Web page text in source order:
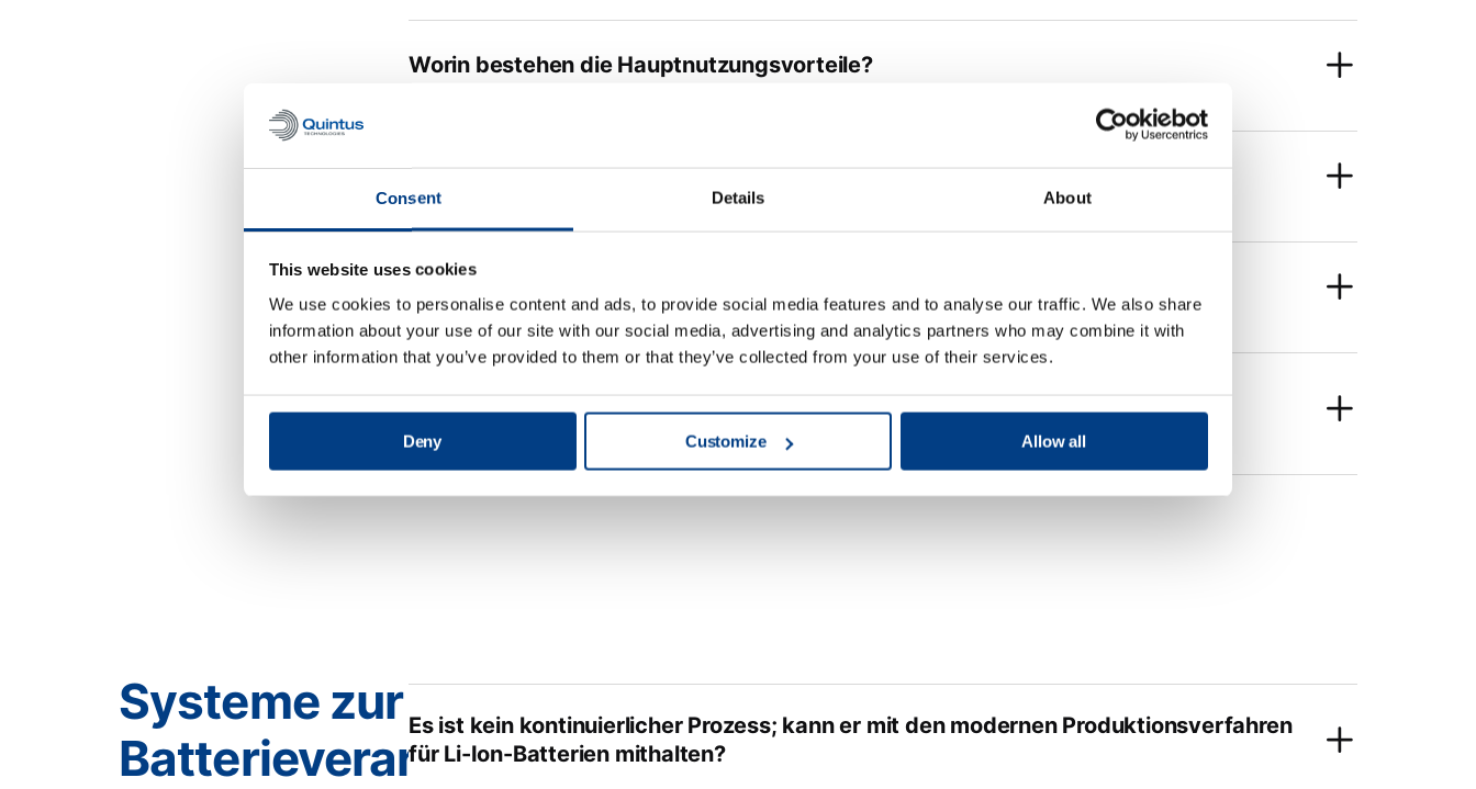
Consent Details About
This website uses cookies
We use cookies to personalise content and ads, to provide social media features and to analyse our traffic. We also share
information about your use of our site with our social media, advertising and analytics partners who may combine it with
other information that you’ve provided to them or that they’ve collected from your use of their services.
Deny Customize Allow all
Worin bestehen die Hauptnutzungsvorteile?
Welche Materialstärken und Materialeigenschaften werden unterstützt?
Worin besteht der Vorteil der Fluidzell-Presstechnologie gegenüber der
Gummikissen-Presstechnologie (Guerin)?
Systeme zur
Batterieverarbeitung
Es ist kein kontinuierlicher Prozess; kann er mit den modernen Produktionsverfahren
für Li-Ion-Batterien mithalten?